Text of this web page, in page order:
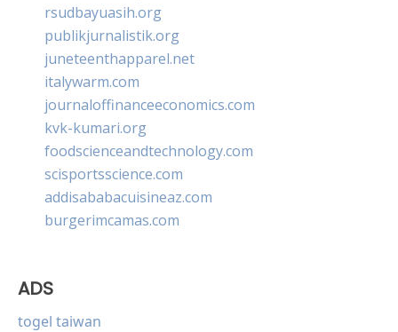
rsudbayuasih.org
publikjurnalistik.org
juneteenthapparel.net
italywarm.com
journaloffinanceeconomics.com
kvk-kumari.org
foodscienceandtechnology.com
scisportsscience.com
addisababacuisineaz.com
burgerimcamas.com
ADS
togel taiwan